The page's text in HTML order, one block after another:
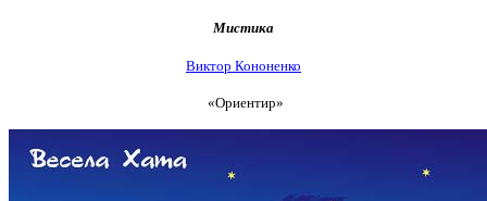
Мистика
Виктор Кононенко
«Ориентир»